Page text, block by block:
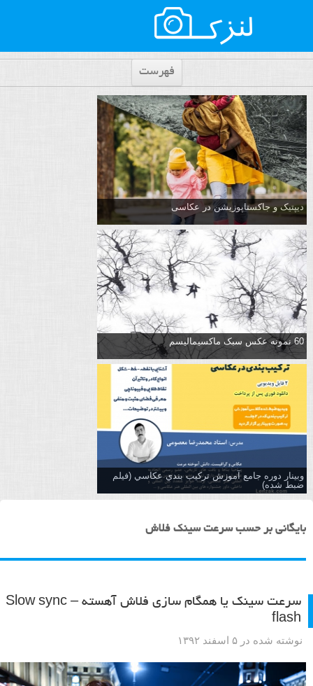
فهرست
دیپتیک و جاکستا‌پوزیشن در عکاسی
60 نمونه عکس سبک ماکسیمالیسم
وبینار دوره جامع آموزش تركيب بندي عكاسي (فیلم
ضبط شده)
بایگانی بر حسب سرعت سینک فلاش
سرعت سینک یا همگام سازی فلاش آهسته – Slow sync
flash
نوشته شده در ۵ اسفند ۱۳۹۲